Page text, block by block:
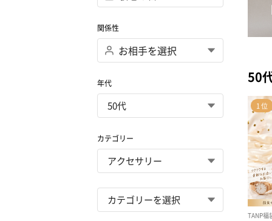
関係性
年代
カテゴリー
50